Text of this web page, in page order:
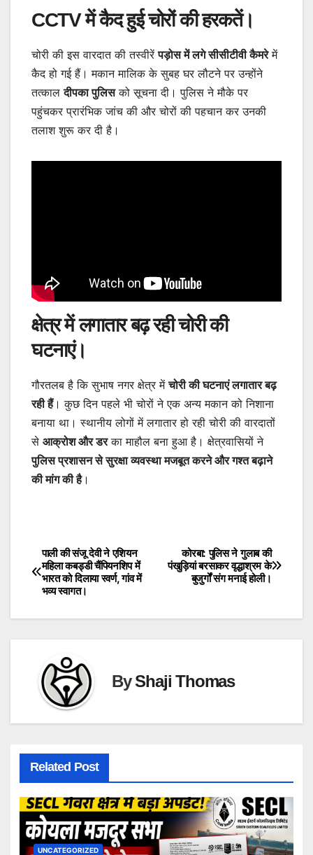
CCTV में कैद हुई चोरों की हरकतें।
चोरी की इस वारदात की तस्वीरेंपड़ोस में लगे सीसीटीवी कैमरेमें
कैद हो गई हैं। मकान मालिक के सुबह घर लौटने पर उन्होंने
तत्कालदीपका पुलिसको सूचना दी। पुलिस ने मौके पर
पहुंचकर प्रारंभिक जांच की और चोरों की पहचान कर उनकी
तलाश शुरू कर दी है।
क्षेत्र में लगातार बढ़ रही चोरी की
घटनाएं।
गौरतलब है कि सुभाष नगर क्षेत्र मेंचोरी की घटनाएं लगातार बढ़
रही हैं। कुछ दिन पहले भी चोरों ने एक अन्य मकान को निशाना
बनाया था। स्थानीय लोगों में लगातार हो रही चोरी की वारदातों
से आक्रोश और डरका माहौल बना हुआ है। क्षेत्रवासियों ने
पुलिस प्रशासन से सुरक्षा व्यवस्था मजबूत करने और गश्त बढ़ाने
की मांग की है।
Post
navigation
कोरबा: पुलिस ने गुलाब की
पंखुड़ियां बरसाकर वृद्धाश्रम के
बुजुर्गों संग मनाई होली।
पाली की संजू देवी ने एशियन
महिला कबड्डी चैंपियनशिप में
भारत को दिलाया स्वर्ण, गांव में
भव्य स्वागत।
ByShaji Thomas
Related Post
UNCATEGORIZED